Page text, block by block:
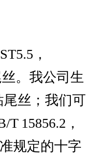
，
。我公司生
丝；我们可
15856.2，
规定的十字